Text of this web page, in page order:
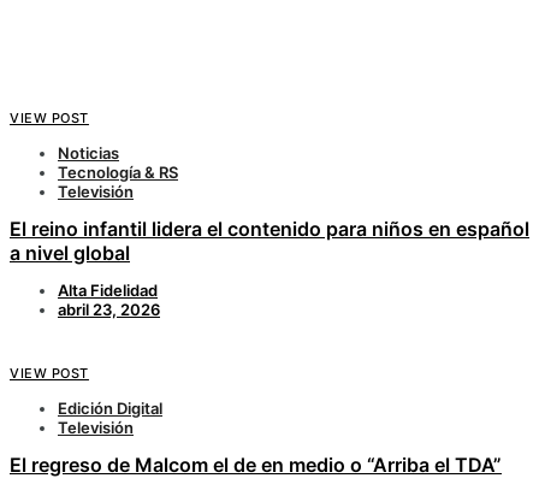
VIEW POST
Noticias
Tecnología & RS
Televisión
El reino infantil lidera el contenido para niños en español
a nivel global
Alta Fidelidad
abril 23, 2026
VIEW POST
Edición Digital
Televisión
El regreso de Malcom el de en medio o “Arriba el TDA”